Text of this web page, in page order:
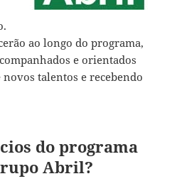
ao longo do programa,
e orientados
talentos e recebendo
do programa
Abril?